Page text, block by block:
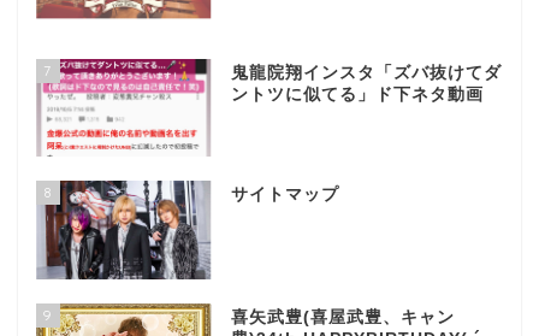
7
鬼龍院翔インスタ「ズバ抜けてダ
ントツに似てる」ド下ネタ動画
8 サイトマップ
9
喜矢武豊(喜屋武豊、キャン